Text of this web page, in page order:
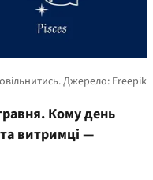
Кому день
витримці —